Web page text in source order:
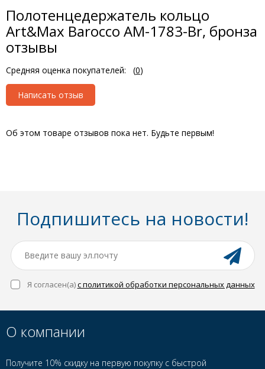
Полотенцедержатель кольцо
Art&Max Barocco AM-1783-Br, бронза
отзывы
Средняя оценка покупателей: (0)
Написать отзыв
Об этом товаре отзывов пока нет. Будьте первым!
Подпишитесь на новости!
Я согласен(a)с политикой обработки персональных данных
О компании
Получите 10% скидку на первую покупку с быстрой